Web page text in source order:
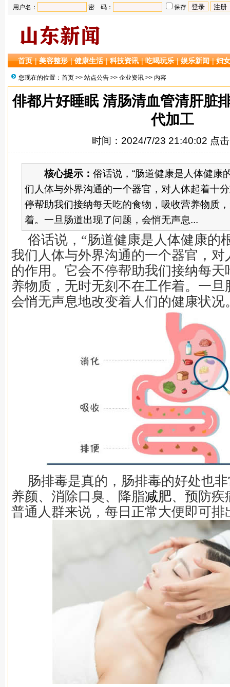
用户名： 密 码： 保存
首页 |美容整形 |健康生活 |科技资讯 |吃喝玩乐 |娱乐新闻 |妇
您现在的位置： 首页 >> 站点公告 >> 企业资讯 >> 内容
俳都片好睡眠 清肠清血管清肝脏
代加工
时间：2024/7/23 21:40:02 点
核心提示： 俗话说，“肠道健康是人体健康
们人体与外界沟通的一个器官，对人体起着十
停帮助我们接纳每天吃的食物，吸收营养物质
着。一旦肠道出现了问题，会悄无声息...
俗话说，“肠道健康是人体健康的
我们人体与外界沟通的一个器官，对
的作用。它会不停帮助我们接纳每
养物质，无时无刻不在工作着。一
会悄无声息地改变着人们的健康状况
肠排毒是真的，肠排毒的好处也
养颜、消除口臭、降脂减肥、预防疾
普通人群来说，每日正常大便即可排